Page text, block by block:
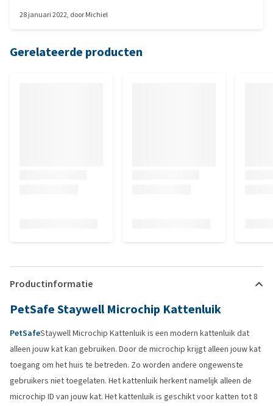
28 januari 2022, doorMichiel
Gerelateerde producten
Productinformatie
PetSafe Staywell Microchip Kattenluik
PetSafeStaywell Microchip Kattenluik is een modern kattenluik dat
alleen jouw kat kan gebruiken. Door de microchip krijgt alleen jouw kat
toegang om het huis te betreden. Zo worden andere ongewenste
gebruikers niet toegelaten. Het kattenluik herkent namelijk alleen de
microchip ID van jouw kat. Het kattenluik is geschikt voor katten tot 8